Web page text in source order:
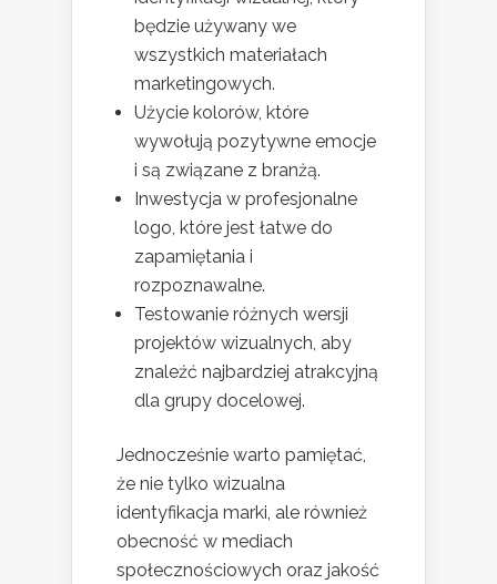
będzie używany we
wszystkich materiałach
marketingowych.
Użycie kolorów, które
wywołują pozytywne emocje
i są związane z branżą.
Inwestycja w profesjonalne
logo, które jest łatwe do
zapamiętania i
rozpoznawalne.
Testowanie różnych wersji
projektów wizualnych, aby
znaleźć najbardziej atrakcyjną
dla grupy docelowej.
Jednocześnie warto pamiętać,
że nie tylko wizualna
identyfikacja marki, ale również
obecność w mediach
społecznościowych oraz jakość